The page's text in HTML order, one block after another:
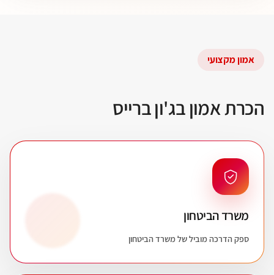
אמון מקצועי
הכרת אמון בג'ון ברייס
משרד הביטחון
ספק הדרכה מוביל של משרד הביטחון